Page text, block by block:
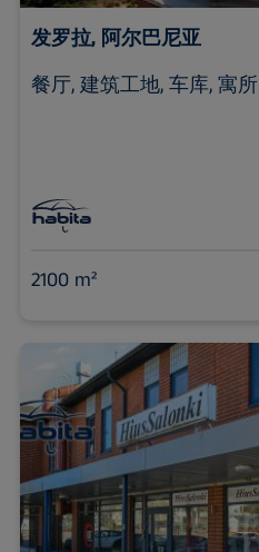
发罗拉, 阿尔巴尼亚
餐厅, 建筑工地, 车库, 寓所
2100 m²